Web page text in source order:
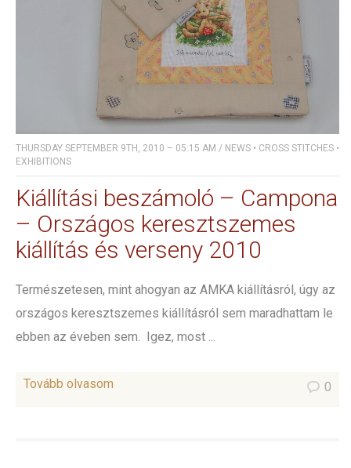
THURSDAY SEPTEMBER 9TH, 2010 – 05:15 AM / NEWS • CROSS STITCHES •
EXHIBITIONS
Kiállítási beszámoló – Campona
– Országos keresztszemes
kiállítás és verseny 2010
Természetesen, mint ahogyan az AMKA kiállításról, úgy az
országos keresztszemes kiállításról sem maradhattam le
ebben az éveben sem. Igez, most ...
Tovább olvasom 0